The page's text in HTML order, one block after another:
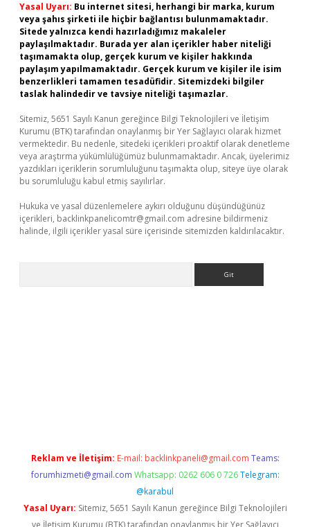
Yasal Uyarı: Bu internet sitesi, herhangi bir marka, kurum
veya şahıs şirketi ile hiçbir bağlantısı bulunmamaktadır.
Sitede yalnızca kendi hazırladığımız makaleler
paylaşılmaktadır. Burada yer alan içerikler haber niteliği
taşımamakta olup, gerçek kurum ve kişiler hakkında
paylaşım yapılmamaktadır. Gerçek kurum ve kişiler ile isim
benzerlikleri tamamen tesadüfidir. Sitemizdeki bilgiler
taslak halindedir ve tavsiye niteliği taşımazlar.
Sitemiz, 5651 Sayılı Kanun gereğince Bilgi Teknolojileri ve İletişim
Kurumu (BTK) tarafından onaylanmış bir Yer Sağlayıcı olarak hizmet
vermektedir. Bu nedenle, sitedeki içerikleri proaktif olarak denetleme
veya araştırma yükümlülüğümüz bulunmamaktadır. Ancak, üyelerimiz
yazdıkları içeriklerin sorumluluğunu taşımakta olup, siteye üye olarak
bu sorumluluğu kabul etmiş sayılırlar.
Hukuka ve yasal düzenlemelere aykırı olduğunu düşündüğünüz
içerikleri, backlinkpanelicomtr@gmail.com adresine bildirmeniz
halinde, ilgili içerikler yasal süre içerisinde sitemizden kaldırılacaktır.
Reklam ve İletişim: E-mail: backlinkpaneli@gmail.com Teams:
forumhizmeti@gmail.com Whatsapp: 0262 606 0 726 Telegram:
@karabul
Yasal Uyarı: Sitemiz, 5651 Sayılı Kanun gereğince Bilgi Teknolojileri
ve İletişim Kurumu (BTK) tarafından onaylanmış bir Yer Sağlayıcı